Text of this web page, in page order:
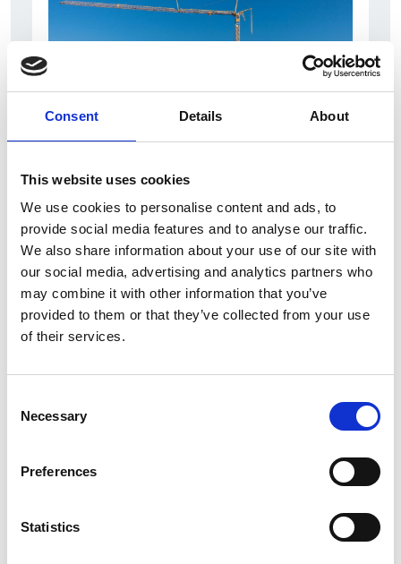
Consent Details About
This website uses cookies
We use cookies to personalise content and ads, to
provide social media features and to analyse our traffic.
We also share information about your use of our site with
our social media, advertising and analytics partners who
may combine it with other information that you’ve
provided to them or that they’ve collected from your use
of their services.
Selection
Necessary
Preferences
Statistics
7 Agosto 2026
Nel primo semestre è aumentata fortemente la
costruzione di nuove abitazioni
Repubblica Ceca
La Škoda avvia la produzione del suo SUV Peaq